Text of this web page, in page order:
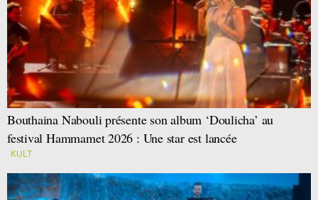
Bouthaina Nabouli présente son album ‘Doulicha’ au
festival Hammamet 2026 : Une star est lancée
KULT